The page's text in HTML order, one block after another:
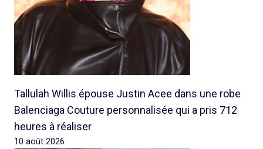
Tallulah Willis épouse Justin Acee dans une robe
Balenciaga Couture personnalisée qui a pris 712
heures à réaliser
10 août 2026